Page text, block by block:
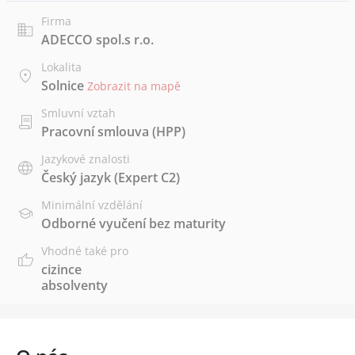
Firma
ADECCO spol.s r.o.
Lokalita
Solnice Zobrazit na mapě
Smluvní vztah
Pracovní smlouva (HPP)
Jazykové znalosti
Český jazyk(Expert C2)
Minimální vzdělání
Odborné vyučení bez maturity
Vhodné také pro
cizince
absolventy